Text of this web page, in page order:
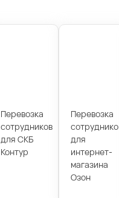
Перевозка
сотрудников
для СКБ
Контур
Перевозка
для
интернет-
магазина
Озон